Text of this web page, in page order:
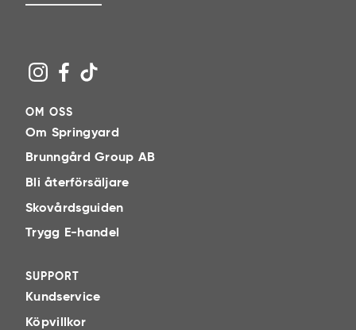
OM OSS
Om Springyard
Brunngård Group AB
Bli återförsäljare
Skovårdsguiden
Trygg E-handel
SUPPORT
Kundservice
Köpvillkor